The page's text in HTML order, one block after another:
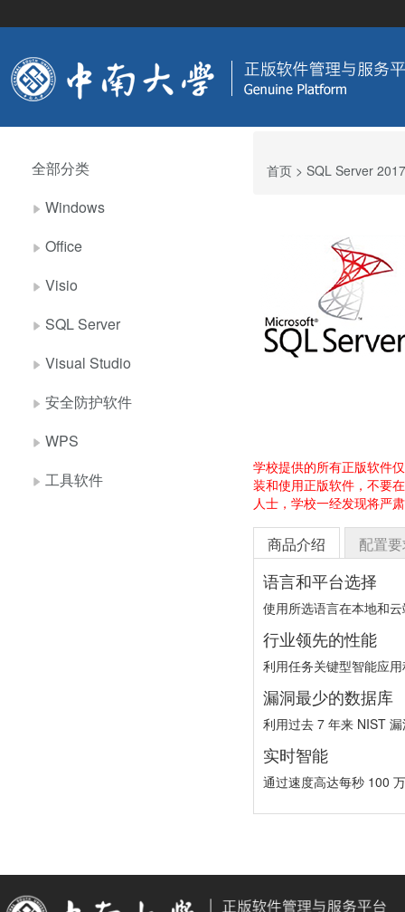
首页 > SQL Server 2017
全部分类
Windows
Office
Visio
SQL Server
Visual Studio
安全防护软件
WPS
工具软件
学校提供的所有正版软件
装和使用正版软件，不要
人士，学校一经发现将严
商品介绍 配置
语言和平台选择
使用所选语言在本地和
行业领先的性能
利用任务关键型智能应
漏洞最少的数据库
利用过去 7 年来 NIST
实时智能
通过速度高达每秒 100